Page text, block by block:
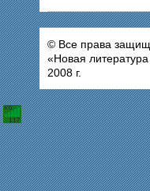
© Все права
«Новая литература
2008 г.